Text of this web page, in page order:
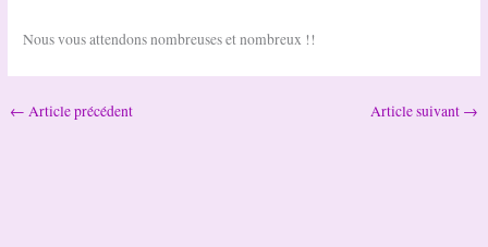
Nous vous attendons nombreuses et nombreux !!
← Article précédent Article suivant →